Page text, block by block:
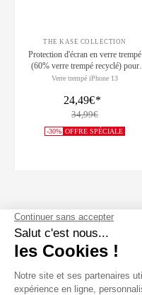
THE KASE COLLECTION
Protection d'écran en verre trempé
(60% verre trempé recyclé) pour
Apple iPhone 13/13 Pro/14/16e/17e,
Verre trempé iPhone 13
24,49€*
34,99€
-30% OFFRE SPÉCIALE